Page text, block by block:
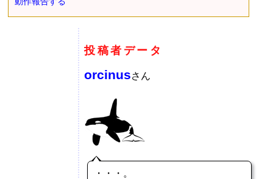
投稿者データ
orcinusさん
・・・。